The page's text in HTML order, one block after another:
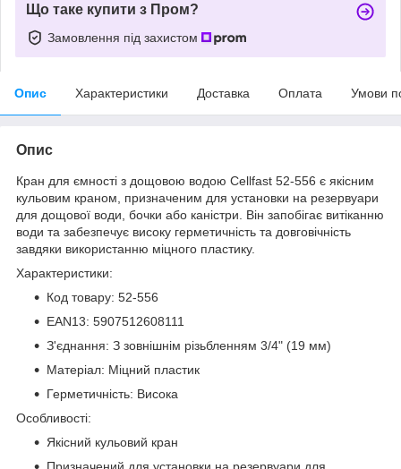
Що таке купити з Пром?
Замовлення під захистом
Опис Характеристики Доставка Оплата Умови
Опис
Кран для ємності з дощовою водою Cellfast 52-556 є якісним
кульовим краном, призначеним для установки на резервуари
для дощової води, бочки або каністри. Він запобігає витіканню
води та забезпечує високу герметичність та довговічність
завдяки використанню міцного пластику.
Характеристики:
Код товару: 52-556
EAN13: 5907512608111
З'єднання: З зовнішнім різьбленням 3/4" (19 мм)
Матеріал: Міцний пластик
Герметичність: Висока
Особливості:
Якісний кульовий кран
Призначений для установки на резервуари для